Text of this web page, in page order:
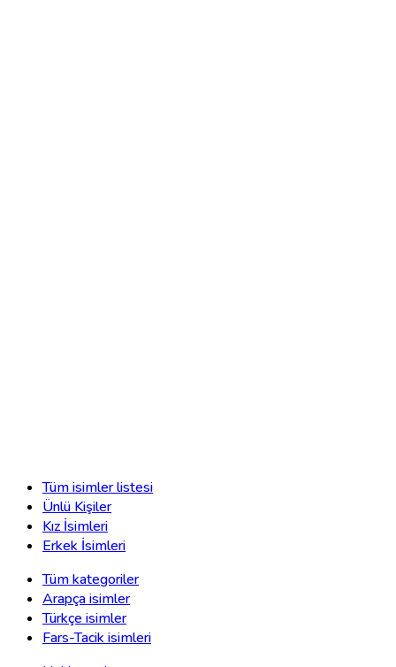
Tüm isimler listesi
Ünlü Kişiler
Kız İsimleri
Erkek İsimleri
Tüm kategoriler
Arapça isimler
Türkçe isimler
Fars-Tacik isimleri